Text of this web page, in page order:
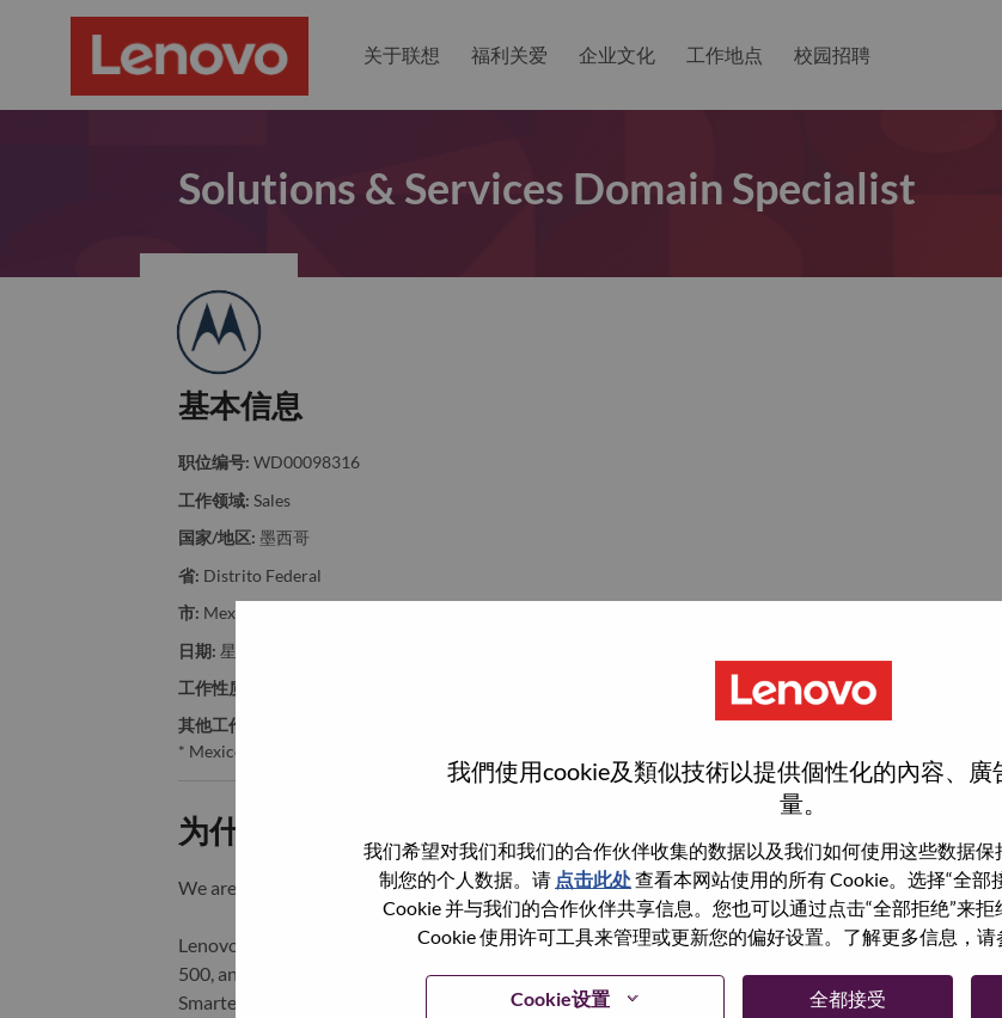
我們使用cookie及類似技術以提供個性化的內容、廣
量。
我们希望对我们和我们的合作伙伴收集的数据以及我们如何使用这些数据
制您的个人数据。请 点击此处查看本网站使用的所有 Cookie。选择“全部
Cookie 并与我们的合作伙伴共享信息。您也可以通过点击“全部拒绝”来
Cookie 使用许可工具来管理或更新您的偏好设置。了解更多信息，请
Cookie设置 全都接受
关于联想 福利关爱 企业文化 工作地点 校园招聘
Solutions & Services Domain Specialist
基本信息
职位编号: WD00098316
工作领域: Sales
国家/地区: 墨西哥
省: Distrito Federal
市: Mexico D.F.
日期: 星期四, 5 月 28, 2026
工作性质:
其他工作城市
* Mexico
为什么选择联想
We are Lenovo. We do what we say. We own what we do. We WOW our customers.
Lenovo is a US$83 billion revenue global technology powerhouse, ranked #153 in the Fortune Global
500, and serving millions of customers every day in 180 markets. Focused on a bold vision to deliver
Smarter Technology for All, Lenovo has built on its success as the world’s largest PC company with a